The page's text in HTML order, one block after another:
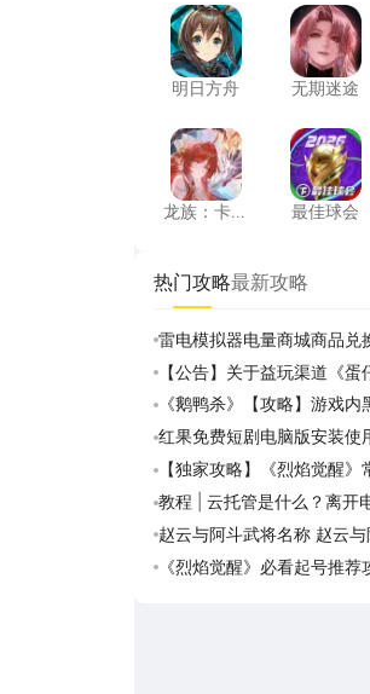
明日方舟
明日方舟
无期
无期迷途
龙族：卡塞尔之门
龙族：卡塞
最佳
最佳球会
热门攻略最新攻略
雷电模拟器电量商城商品兑
【公告】关于益玩渠道《蛋
转移通知
《鹅鸭杀》【攻略】游戏内
新速看
红果免费短剧电脑版安装使
端看红果免费短剧
【独家攻略】《烈焰觉醒》
一期
教程 | 云托管是什么？离开
挂机？云托管天天免费领取
赵云与阿斗武将名称 赵云与
字大全
《烈焰觉醒》必看起号推荐